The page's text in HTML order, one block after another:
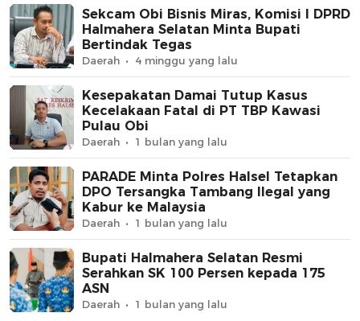
Sekcam Obi Bisnis Miras, Komisi I DPRD
Halmahera Selatan Minta Bupati
Bertindak Tegas
Daerah 4 minggu yang lalu
Kesepakatan Damai Tutup Kasus
Kecelakaan Fatal di PT TBP Kawasi
Pulau Obi
Daerah 1 bulan yang lalu
PARADE Minta Polres Halsel Tetapkan
DPO Tersangka Tambang Ilegal yang
Kabur ke Malaysia
Daerah 1 bulan yang lalu
Bupati Halmahera Selatan Resmi
Serahkan SK 100 Persen kepada 175
ASN
Daerah 1 bulan yang lalu